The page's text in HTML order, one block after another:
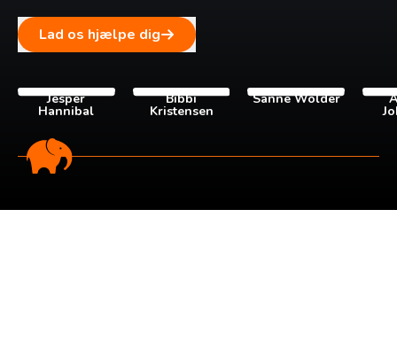
Lad os hjælpe dig
Jesper
Hannibal
Bibbi
Kristensen
Sanne Wolder